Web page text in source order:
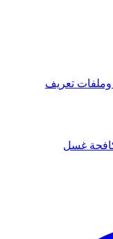
تعريف
غسل